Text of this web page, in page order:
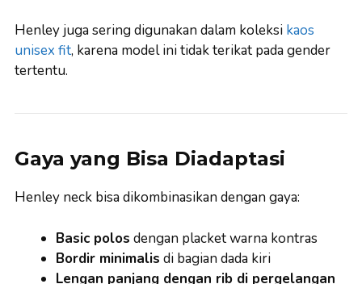
Henley juga sering digunakan dalam koleksi kaos
unisex fit, karena model ini tidak terikat pada gender
tertentu.
Gaya yang Bisa Diadaptasi
Henley neck bisa dikombinasikan dengan gaya:
Basic polos dengan placket warna kontras
Bordir minimalis di bagian dada kiri
Lengan panjang dengan rib di pergelangan